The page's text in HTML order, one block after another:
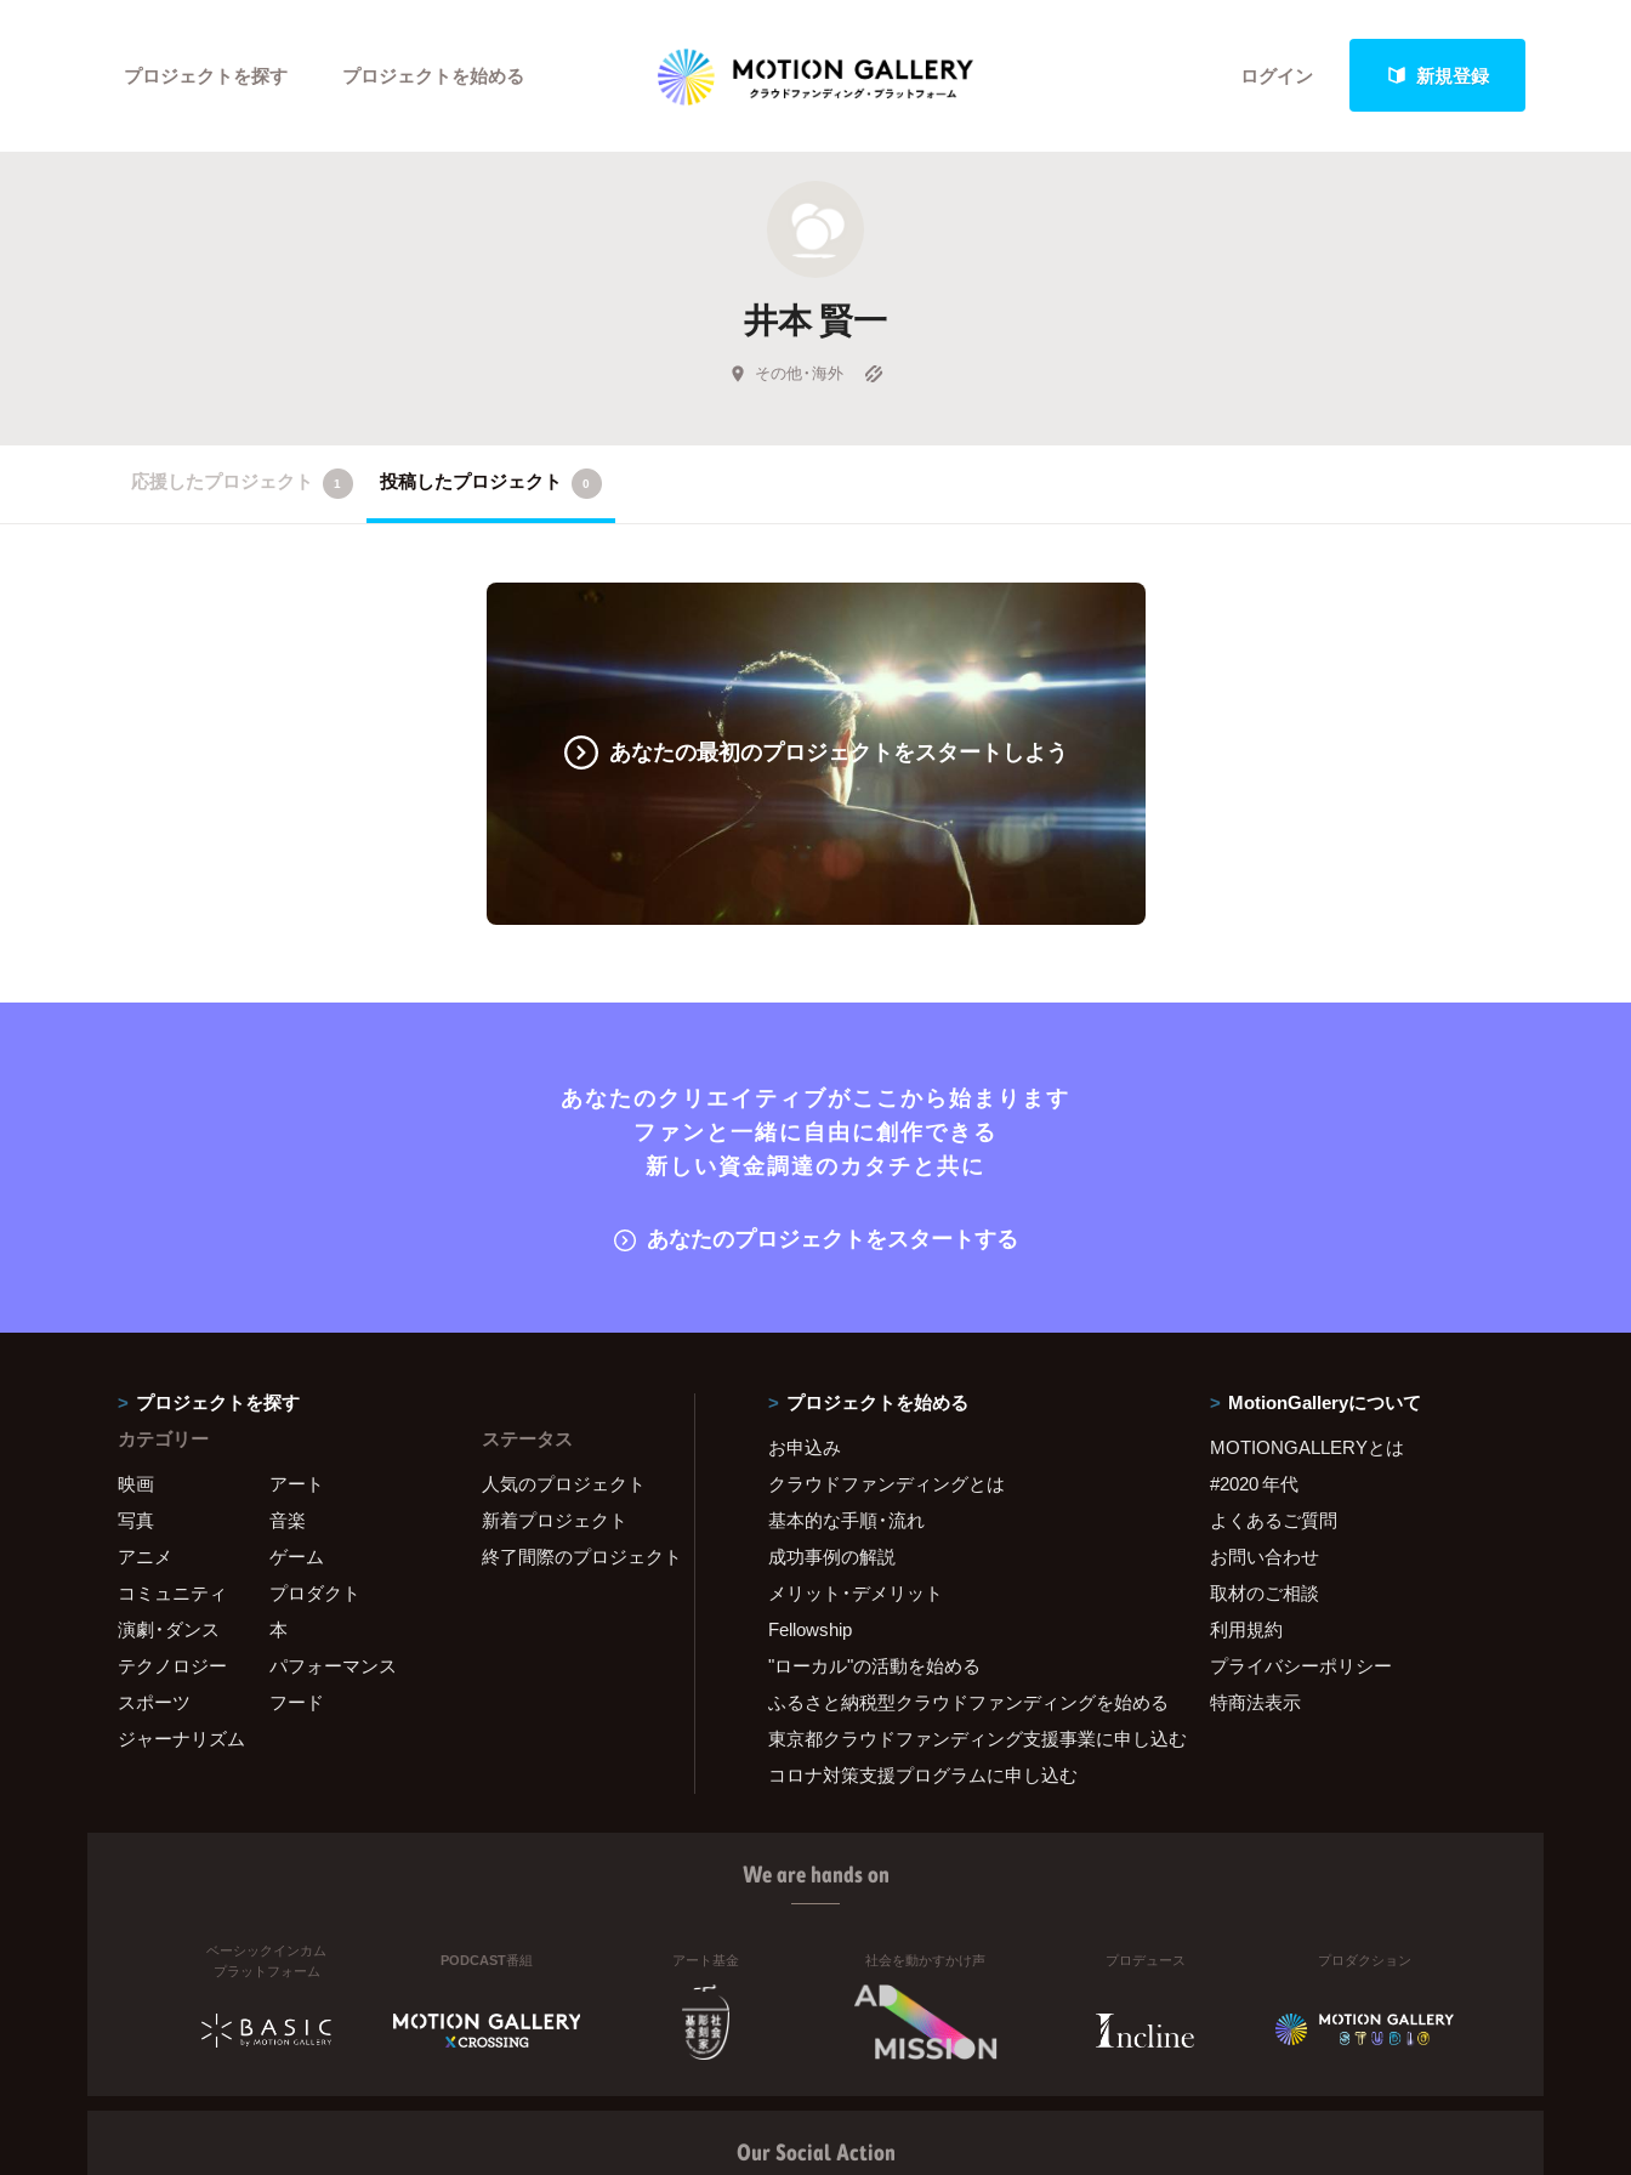
ログイン 新規登録
プロジェクトを探す
新着プロジェクト
Feature
キュレーターから探す
プロジェクトを始める
井本 賢一
その他・海外
応援したプロジェクト 1 投稿したプロジェクト 0
あなたの最初のプロジェクトをスタートしよう
あなたのクリエイティブがここから始まります
ファンと一緒に自由に創作できる
新しい資金調達のカタチと共に
あなたのプロジェクトをスタートする
プロジェクトを探す
カテゴリー
映画
アート
写真
音楽
アニメ
ゲーム
コミュニティ
プロダクト
演劇・ダンス
本
テクノロジー
パフォーマンス
スポーツ
フード
ジャーナリズム
ステータス
人気のプロジェクト
新着プロジェクト
終了間際のプロジェクト
プロジェクトを始める
お申込み
クラウドファンディングとは
基本的な手順・流れ
成功事例の解説
メリット・デメリット
Fellowship
"ローカル"の活動を始める
ふるさと納税型クラウドファンディングを始める
東京都クラウドファンディング支援事業に申し込む
コロナ対策支援プログラムに申し込む
MotionGalleryについて
MOTIONGALLERYとは
#2020 年代
よくあるご質問
お問い合わせ
取材のご相談
利用規約
プライバシーポリシー
特商法表示
We are hands on
ベーシックインカム
プラットフォーム
PODCAST番組 アート基金 社会を動かすかけ声 プロデュース プロダクション
Our Social Action